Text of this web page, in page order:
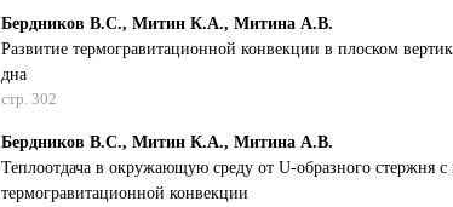
Бердников В.С., Митин К.А., Митина А.В.
Развитие термогравитационной конвекции в плоском
дна
стр. 302
Бердников В.С., Митин К.А., Митина А.В.
Теплоотдача в окружающую среду от U-образного стержня
термогравитационной конвекции